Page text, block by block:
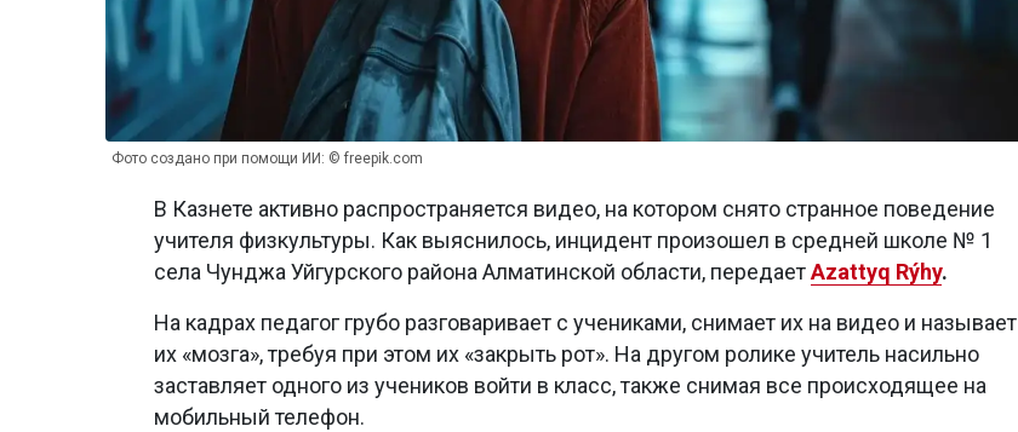
Фото создано при помощи ИИ: © freepik.com
В Казнете активно распространяется видео, на котором снято странное поведение
учителя физкультуры. Как выяснилось, инцидент произошел в средней школе № 1
села Чунджа Уйгурского района Алматинской области, передаетAzattyq Rýhy.
На кадрах педагог грубо разговаривает с учениками, снимает их на видео и называет
их «мозга», требуя при этом их «закрыть рот». На другом ролике учитель насильно
заставляет одного из учеников войти в класс, также снимая все происходящее на
мобильный телефон.